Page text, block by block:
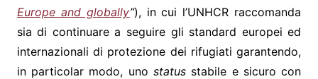
Europe and globally”), in cui l’UNHCR raccomanda
sia di continuare a seguire gli standard europei ed
internazionali di protezione dei rifugiati garantendo,
in particolar modo, uno status stabile e sicuro con